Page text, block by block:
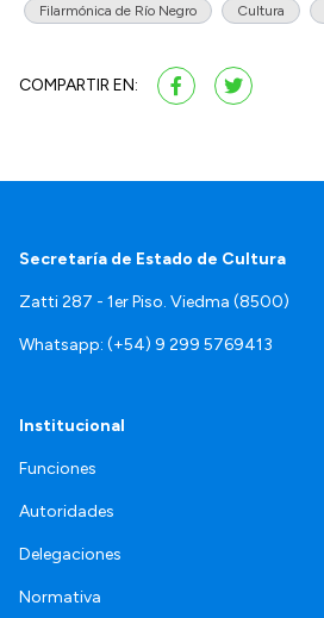
Filarmónica de Río Negro Cultura
COMPARTIR EN:
Secretaría de Estado de Cultura
Zatti 287 - 1er Piso. Viedma (8500)
Whatsapp: (+54) 9 299 5769413
Institucional
Funciones
Autoridades
Delegaciones
Normativa